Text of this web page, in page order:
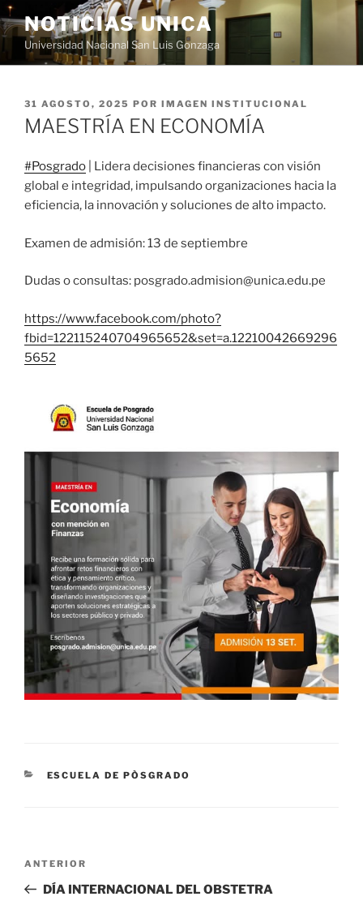
Saltar
al
contenido
NOTICIAS UNICA
Universidad Nacional San Luis Gonzaga
PUBLICADO
EL
31 AGOSTO, 2025 POR IMAGEN INSTITUCIONAL
MAESTRÍA EN ECONOMÍA
#Posgrado | Lidera decisiones financieras con visión
global e integridad, impulsando organizaciones hacia la
eficiencia, la innovación y soluciones de alto impacto.
Examen de admisión: 13 de septiembre
Dudas o consultas: posgrado.admision@unica.edu.pe
https://www.facebook.com/photo?
fbid=122115240704965652&set=a.12210042669296
5652
CATEGORÍAS
ESCUELA DE PÒSGRADO
entradas
Entrada
anterior:
ANTERIOR
DÍA INTERNACIONAL DEL OBSTETRA